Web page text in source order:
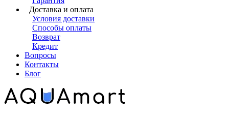
Доставка и оплата
Условия доставки
Способы оплаты
Возврат
Кредит
Вопросы
Контакты
Блог